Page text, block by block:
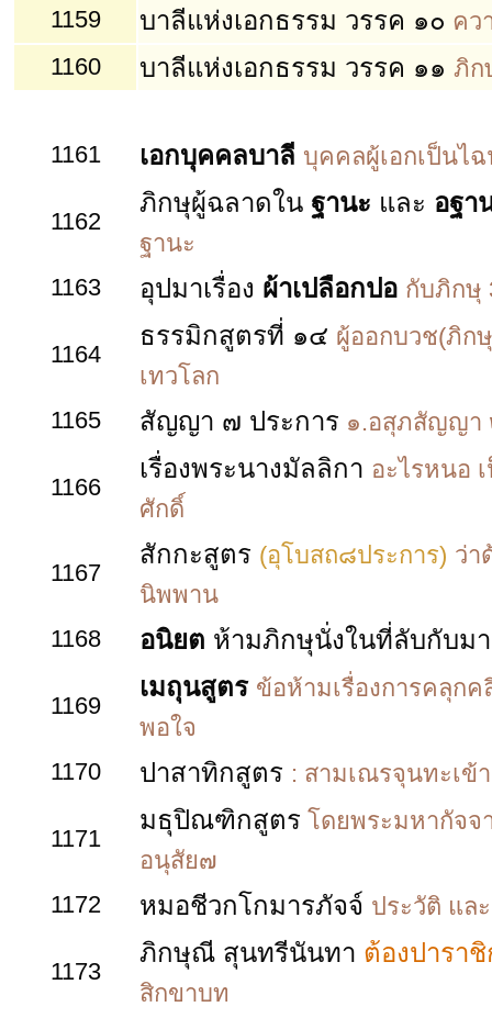
1159
บาลีแห่งเอกธรรม วรรค ๑๐ คว
1160
บาลีแห่งเอกธรรม วรรค ๑๑ ภิก
1161 เอกบุคคลบาลี บุคคลผู้เอกเป็นไ
1162
ภิกษุผู้ฉลาดใน ฐานะ และ อฐา
ฐานะ
1163
อุปมาเรื่อง ผ้าเปลือกปอ กับภิกษุ
1164
ธรรมิกสูตรที่ ๑๔ ผู้ออกบวช(ภิก
เทวโลก
1165
สัญญา ๗ ประการ ๑.อสุภสัญญา
1166
เรื่องพระนางมัลลิกา อะไรหนอ
ศักดิ์
1167
สักกะสูตร (อุโบสถ๘ประการ) ว่า
นิพพาน
1168
อนิยต ห้ามภิกษุนั่งในที่ลับกับม
1169
เมถุนสูตร ข้อห้ามเรื่องการคลุก
พอใจ
1170
ปาสาทิกสูตร : สามเณรจุนทะเข้
1171
มธุปิณฑิกสูตร โดยพระมหากัจจ
อนุสัย๗
1172
หมอชีวกโกมารภัจจ์ ประวัติ แล
1173
ภิกษุณี สุนทรีนันทา ต้องปารา
สิกขาบท